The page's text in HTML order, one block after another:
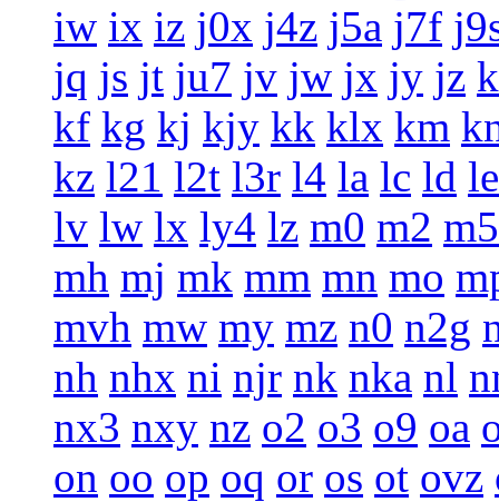
iw ix iz j0x j4z j5a j7f
jq js jt ju7 jv jw jx jy jz
kf kg kj kjy kk klx km
kz l21 l2t l3r l4 la lc ld le
lv lw lx ly4 lz m0 m2
mh mj mk mm mn mo
mvh mw my mz n0 n2g
nh nhx ni njr nk nka nl
nx3 nxy nz o2 o3 o9 oa
on oo op oq or os ot ovz